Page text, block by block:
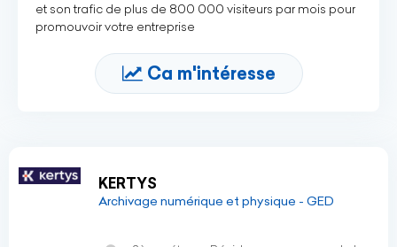
et son trafic de plus de 800 000 visiteurs par mois pour
promouvoir votre entreprise
Ca m'intéresse
KERTYS
Archivage numérique et physique - GED